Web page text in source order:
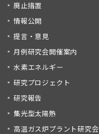
廃止措置
情報公開
提言・意見
月例研究会開催案内
水素エネルギー
研究プロジェクト
研究報告
集光型太陽熱
高温ガス炉プラント研究会